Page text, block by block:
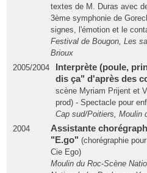
textes de M. Duras avec
3ème symphonie de
signes, l'émotion et le
Festival de Bougon, Les
Brioux
2005/2004
Interprète (poule,
dis ça" d'après des
scène Myriam Prijent et
prod) - Spectacle pour
Cap sud/Poitiers, Moulin
2004
Assistante
"E.go" (chorégraphie
Cie Ego)
Moulin du Roc-Scène